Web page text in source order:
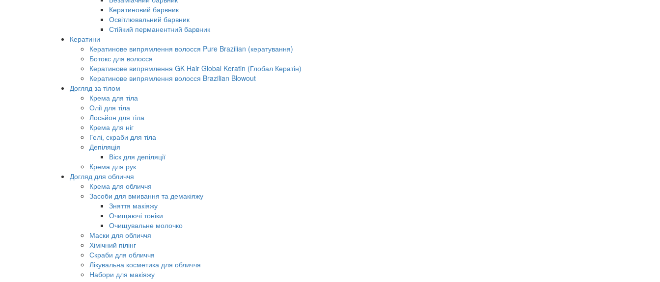
Кератиновий барвник
Освітлювальний барвник
Стійкий перманентний барвник
Кератини
Кератинове випрямлення волосся Pure Brazilian (кератування)
Ботокс для волосся
Кератинове випрямлення GK Hair Global Keratin (Глобал Кератін)
Кератинове випрямлення волосся Brazilian Blowout
Догляд за тілом
Крема для тіла
Олії для тіла
Лосьйон для тіла
Крема для ніг
Гелі, скраби для тіла
Депіляція
Віск для депіляції
Крема для рук
Догляд для обличчя
Крема для обличчя
Засоби для вмивання та демакіяжу
Зняття макіяжу
Очищаючі тоніки
Очищувальне молочко
Маски для обличчя
Хімічний пілінг
Скраби для обличчя
Лікувальна косметика для обличчя
Набори для макіяжу